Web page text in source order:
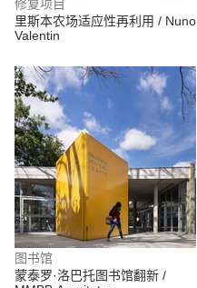
修复项目
里斯本农场适应性再利用 / Nuno
Valentin
图书馆
蒙泰罗·洛巴托图书馆翻新 /